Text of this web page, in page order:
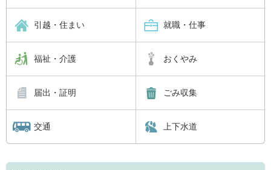
引越・住まい 就職・仕事
福祉・介護 おくやみ
届出・証明 ごみ収集
交通 上下水道